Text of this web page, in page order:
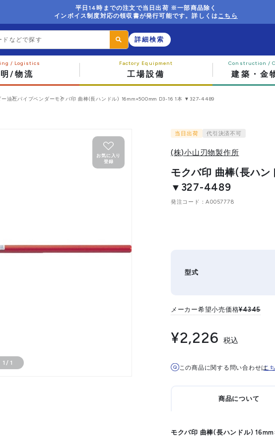
平日14時までの注文で当日出荷 ※一部商品除く
インボイス制度対応の領収書が発行可能です。詳しくはこちら
詳細検索
/物流 工場設備 建築・金
油圧パイプベンダーモクバ印 曲棒(長ハンドル) 16mm×500mm D3-16 1本 ▼327-4489
1 / 1
お気に入り
登録
当日出荷 代引決済不可
(株)小山刃物製作所
モクバ印 曲棒(長ハ
▼327-4489
発注コード A0057778
型式
メーカー希望小売価格¥4345
¥2,226 税込
この商品に関する問い合わせは
こ
商品について
モクバ印 曲棒(長ハンドル)